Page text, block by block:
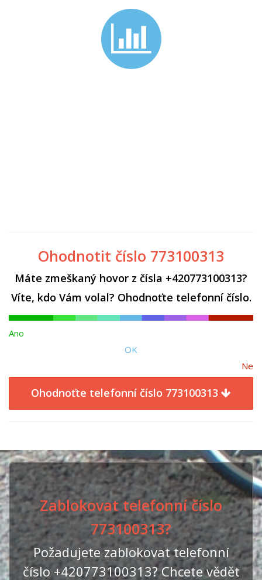
Ohodnotit číslo 773100313
Máte zmeškaný hovor z čísla +420773100313?
Víte, kdo Vám volal? Ohodnoťte telefonní číslo.
Ano
OK
Ne
Ohodnoťte telefonní číslo 773100313
Zablokovat telefonní číslo
773100313?
Požadujete zablokovat telefonní
číslo +420773100313? Chcete vědět